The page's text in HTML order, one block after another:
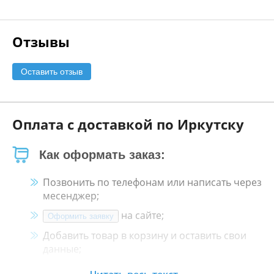
Отзывы
Оставить отзыв
Оплата с доставкой по Иркутску
Как оформать заказ:
Позвонить по телефонам или написать через
месенджер;
Оформить заявку
на сайте;
Добавить товар в корзину и оставить свои
данные;
Менеджер свяжется с Вами в течение 30